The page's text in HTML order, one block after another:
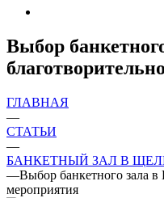
Выбор
ГЛАВНАЯ
—
СТАТЬИ
—
БАНКЕТНЫЙ ЗАЛ В
—Выбор банкетного зала в
мероприятия